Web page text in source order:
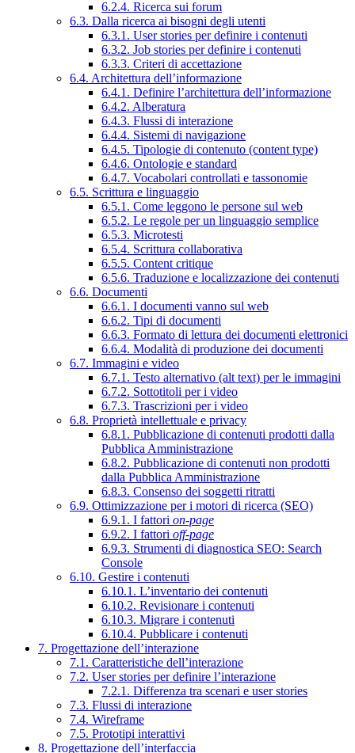
6.2.4. Ricerca sui forum
6.3. Dalla ricerca ai bisogni degli utenti
6.3.1. User stories per definire i contenuti
6.3.2. Job stories per definire i contenuti
6.3.3. Criteri di accettazione
6.4. Architettura dell’informazione
6.4.1. Definire l’architettura dell’informazione
6.4.2. Alberatura
6.4.3. Flussi di interazione
6.4.4. Sistemi di navigazione
6.4.5. Tipologie di contenuto (content type)
6.4.6. Ontologie e standard
6.4.7. Vocabolari controllati e tassonomie
6.5. Scrittura e linguaggio
6.5.1. Come leggono le persone sul web
6.5.2. Le regole per un linguaggio semplice
6.5.3. Microtesti
6.5.4. Scrittura collaborativa
6.5.5. Content critique
6.5.6. Traduzione e localizzazione dei contenuti
6.6. Documenti
6.6.1. I documenti vanno sul web
6.6.2. Tipi di documenti
6.6.3. Formato di lettura dei documenti elettronici
6.6.4. Modalità di produzione dei documenti
6.7. Immagini e video
6.7.1. Testo alternativo (alt text) per le immagini
6.7.2. Sottotitoli per i video
6.7.3. Trascrizioni per i video
6.8. Proprietà intellettuale e privacy
6.8.1. Pubblicazione di contenuti prodotti dalla
Pubblica Amministrazione
6.8.2. Pubblicazione di contenuti non prodotti
dalla Pubblica Amministrazione
6.8.3. Consenso dei soggetti ritratti
6.9. Ottimizzazione per i motori di ricerca (SEO)
6.9.1. I fattori on-page
6.9.2. I fattori off-page
6.9.3. Strumenti di diagnostica SEO: Search
Console
6.10. Gestire i contenuti
6.10.1. L’inventario dei contenuti
6.10.2. Revisionare i contenuti
6.10.3. Migrare i contenuti
6.10.4. Pubblicare i contenuti
7. Progettazione dell’interazione
7.1. Caratteristiche dell’interazione
7.2. User stories per definire l’interazione
7.2.1. Differenza tra scenari e user stories
7.3. Flussi di interazione
7.4. Wireframe
7.5. Prototipi interattivi
8. Progettazione dell’interfaccia